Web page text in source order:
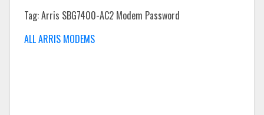
Tag: Arris SBG7400-AC2 Modem Password
ALL ARRIS MODEMS